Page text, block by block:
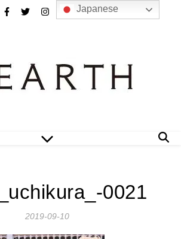
0021
2019-09-10
Japanese